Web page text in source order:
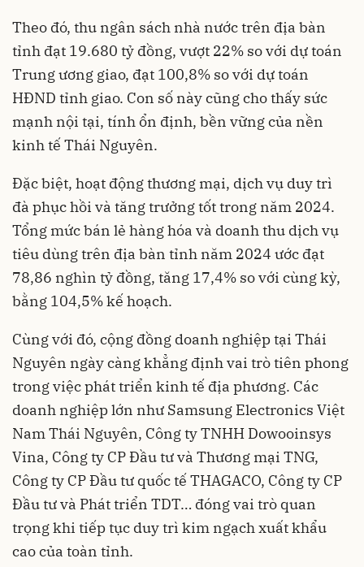
Theo đó, thu ngân sách nhà nước trên địa bàn
tỉnh đạt 19.680 tỷ đồng, vượt 22% so với dự toán
Trung ương giao, đạt 100,8% so với dự toán
HĐND tỉnh giao. Con số này cũng cho thấy sức
mạnh nội tại, tính ổn định, bền vững của nền
kinh tế Thái Nguyên.
Đặc biệt, hoạt động thương mại, dịch vụ duy trì
đà phục hồi và tăng trưởng tốt trong năm 2024.
Tổng mức bán lẻ hàng hóa và doanh thu dịch vụ
tiêu dùng trên địa bàn tỉnh năm 2024 ước đạt
78,86 nghìn tỷ đồng, tăng 17,4% so với cùng kỳ,
bằng 104,5% kế hoạch.
Cùng với đó, cộng đồng doanh nghiệp tại Thái
Nguyên ngày càng khẳng định vai trò tiên phong
trong việc phát triển kinh tế địa phương. Các
doanh nghiệp lớn như Samsung Electronics Việt
Nam Thái Nguyên, Công ty TNHH Dowooinsys
Vina, Công ty CP Đầu tư và Thương mại TNG,
Công ty CP Đầu tư quốc tế THAGACO, Công ty CP
Đầu tư và Phát triển TDT… đóng vai trò quan
trọng khi tiếp tục duy trì kim ngạch xuất khẩu
cao của toàn tỉnh.